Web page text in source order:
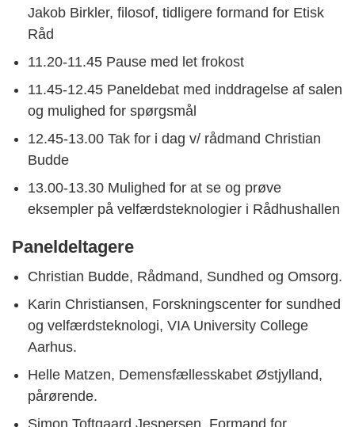
Jakob Birkler, filosof, tidligere formand for Etisk
Råd
11.20-11.45 Pause med let frokost
11.45-12.45 Paneldebat med inddragelse af salen
og mulighed for spørgsmål
12.45-13.00 Tak for i dag v/ rådmand Christian
Budde
13.00-13.30 Mulighed for at se og prøve
eksempler på velfærdsteknologier i Rådhushallen
Paneldeltagere
Christian Budde, Rådmand, Sundhed og Omsorg.
Karin Christiansen, Forskningscenter for sundhed
og velfærdsteknologi, VIA University College
Aarhus.
Helle Matzen, Demensfællesskabet Østjylland,
pårørende.
Simon Toftgaard Jespersen, Formand for